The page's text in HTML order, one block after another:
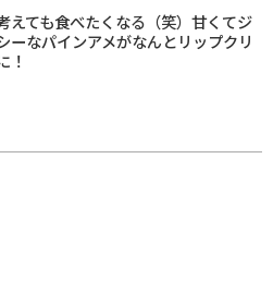
えても食べたくなる（笑）甘くてジ
ーなパインアメがなんとリップクリ
！